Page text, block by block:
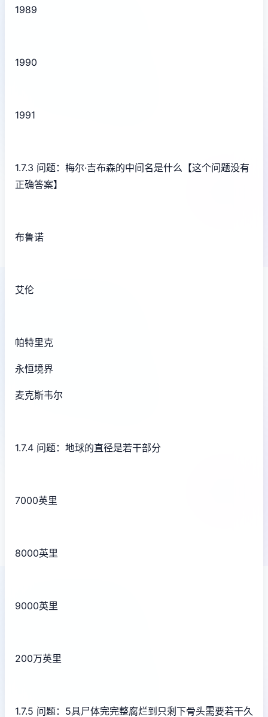
1989
1990
1991
1.7.3 问题：梅尔·吉布森的中间名是什么【这个问题没有
正确答案】
布鲁诺
艾伦
帕特里克
永恒境界
麦克斯韦尔
1.7.4 问题：地球的直径是若干部分
7000英里
8000英里
9000英里
200万英里
1.7.5 问题：5具尸体完完整腐烂到只剩下骨头需要若干久